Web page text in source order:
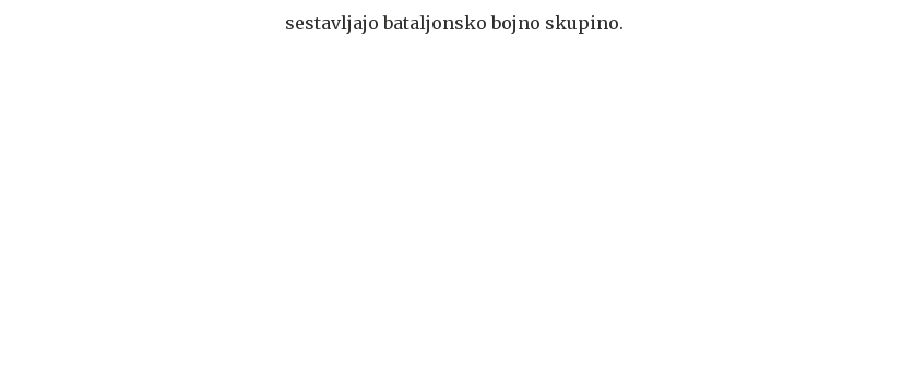
sestavljajo bataljonsko bojno skupino.